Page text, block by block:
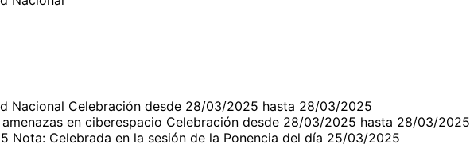
Nacional Celebración desde 28/03/2025 hasta 28/03/2025
amenazas en ciberespacio Celebración desde 28/03/2025 hasta 28/03/2025
Nota: Celebrada en la sesión de la Ponencia del día 25/03/2025